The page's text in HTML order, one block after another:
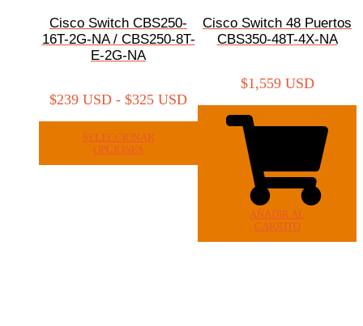
Cisco Switch CBS250-
16T-2G-NA / CBS250-8T-
E-2G-NA
$239 USD - $325 USD
SELECCIONAR
OPCIONES
Cisco Switch 48 Puertos
CBS350-48T-4X-NA
$1,559 USD
AÑADIR AL
CARRITO